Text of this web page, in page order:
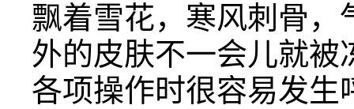
飘着雪花，寒风刺骨
外的皮肤不一会儿就被
各项操作时很容易发生